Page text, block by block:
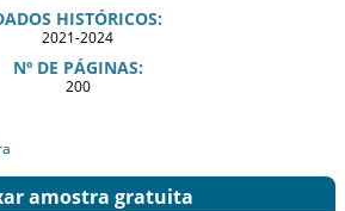
HISTÓRICOS:
2021-2024
Nº DE PÁGINAS:
200
amostra gratuita